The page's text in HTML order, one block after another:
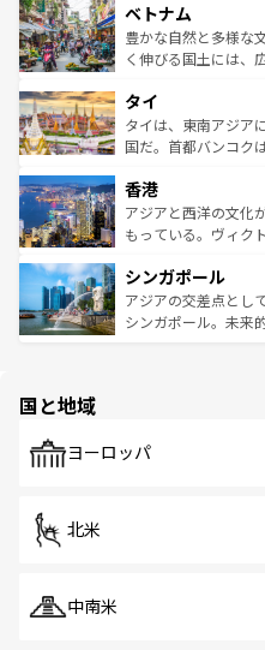
参照してほしい。
容にもいいと評判の
が味わえる
照してほしい。
き、地方に足を延ば
できる。そして、キ
まで、さまざまな韓
リティに包まれなが
覧を参照してほしい
ベトナム
豊かな自然と多様な
く伸びる国土には、
急速な発展と共に伝
ーチミン市のフラン
醸し出している。ま
とつ。フォーやバイ
ひ現地で味わいたい
が旅行者を迎えてく
参照してほしい。
タイ
タイは、東南アジア
国だ。首都バンコク
の活気が交差してい
帯で自然と触れ合い
いビーチでリゾート
激する。気候は一年
が待っている。親し
た文化、そして多様
香港
アジアと西洋の文化
もっている。ヴィク
み、どこを訪れても
ており、効率よく見
うな絶景から文化的
シンガポール
アジアの交差点とし
シンガポール。未来
で、ホーカーズは地
国と地域
ヨーロッパ
北米
中南米